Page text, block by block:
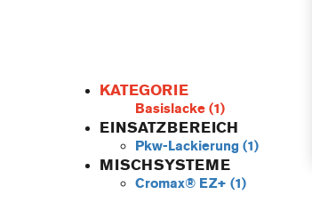
KATEGORIE
Basislacke (1)
EINSATZBEREICH
Pkw-Lackierung (1)
MISCHSYSTEME
Cromax® EZ+ (1)